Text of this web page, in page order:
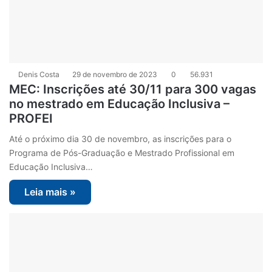
Denis Costa 29 de novembro de 2023 0 56.931
MEC: Inscrições até 30/11 para 300 vagas
no mestrado em Educação Inclusiva –
PROFEI
Até o próximo dia 30 de novembro, as inscrições para o
Programa de Pós-Graduação e Mestrado Profissional em
Educação Inclusiva…
Leia mais »